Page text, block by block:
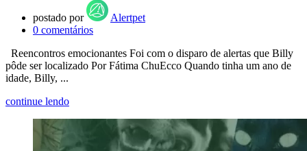
postado por
Alertpet
0 comentários
Reencontros emocionantes Foi com o disparo de alertas que Billy
pôde ser localizado Por Fátima ChuEcco Quando tinha um ano de
idade, Billy, ...
continue lendo